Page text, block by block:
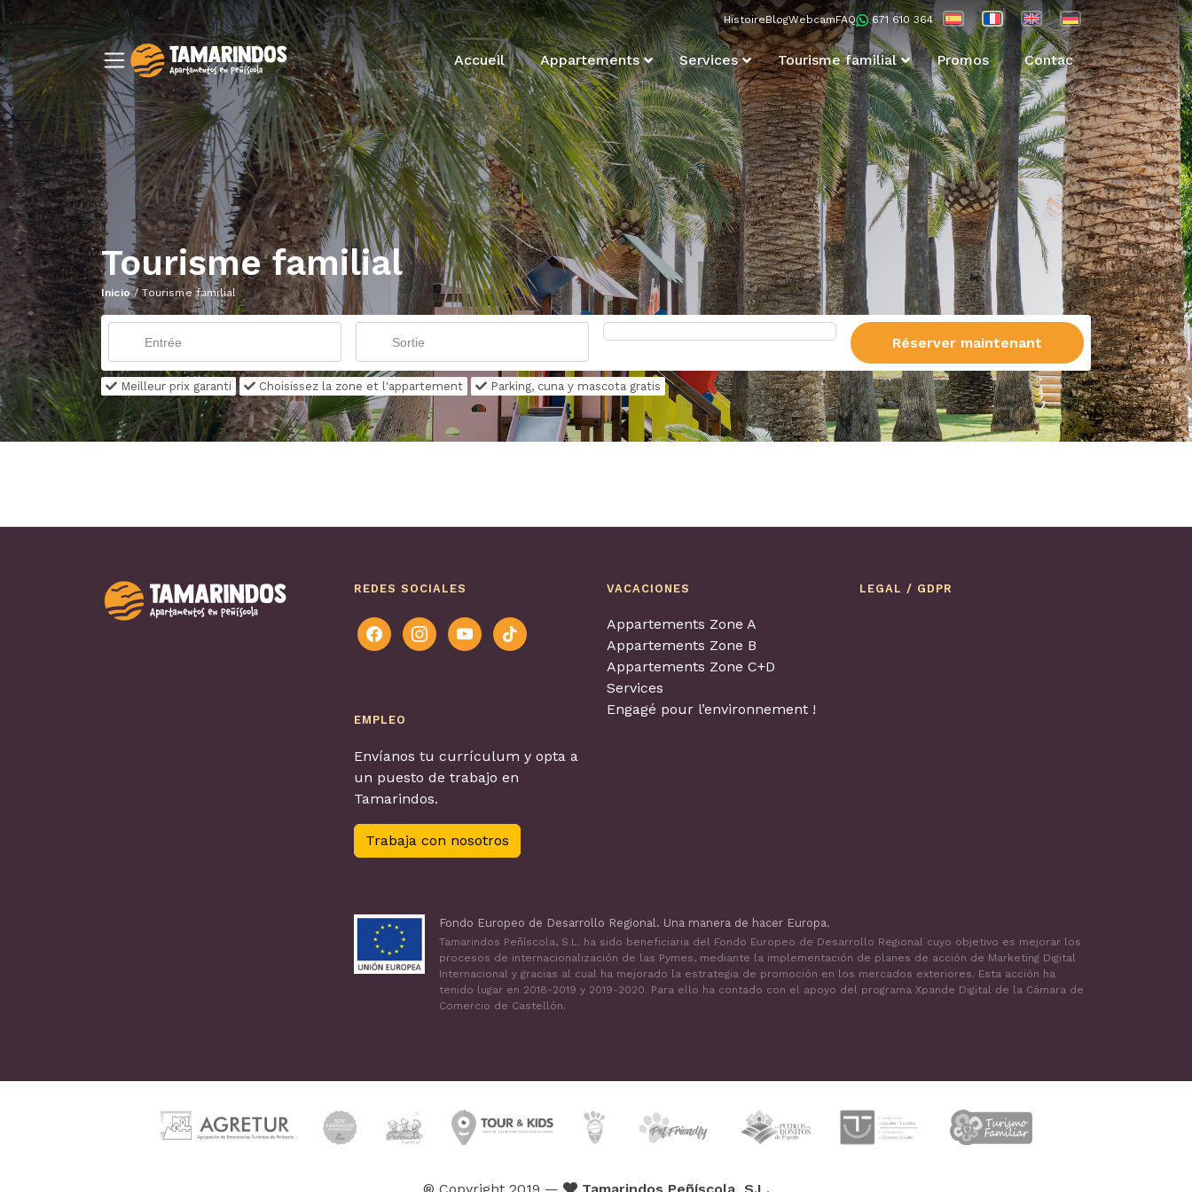
HistoireBlogWebcamFAQ 671 610 364
Accueil Appartements Services Tourisme familial Promos Contac
Tourisme familial
Inicio/Tourisme familial
Réserver maintenant
Meilleur prix garanti Choisissez la zone et l'appartement Parking, cuna y mascota gratis
REDES SOCIALES
facebookinstagramyoutubetiktok
EMPLEO
Envíanos tu currículum y opta a
un puesto de trabajo en
Tamarindos.
Trabaja con nosotros
VACACIONES
Appartements Zone A
Appartements Zone B
Appartements Zone C+D
Services
Engagé pour l’environnement !
LEGAL / GDPR
Fondo Europeo de Desarrollo Regional. Una manera de hacer Europa.
Tamarindos Peñíscola, S.L. ha sido beneficiaria del Fondo Europeo de Desarrollo Regional cuyo objetivo es mejorar los
procesos de internacionalización de las Pymes, mediante la implementación de planes de acción de Marketing Digital
Internacional y gracias al cual ha mejorado la estrategia de promoción en los mercados exteriores. Esta acción ha
tenido lugar en 2018-2019 y 2019-2020. Para ello ha contado con el apoyo del programa Xpande Digital de la Cámara de
Comercio de Castellón.
® Copyright 2019 — Tamarindos Peñíscola, S.L.